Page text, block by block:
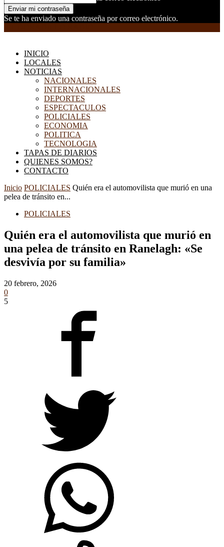
Se te ha enviado una contraseña por correo electrónico.
INICIO
LOCALES
NOTICIAS
NACIONALES
INTERNACIONALES
DEPORTES
ESPECTACULOS
POLICIALES
ECONOMIA
POLITICA
TECNOLOGIA
TAPAS DE DIARIOS
QUIENES SOMOS?
CONTACTO
Inicio POLICIALES Quién era el automovilista que murió en una
pelea de tránsito en...
POLICIALES
Quién era el automovilista que murió en
una pelea de tránsito en Ranelagh: «Se
desvivía por su familia»
20 febrero, 2026
0
5